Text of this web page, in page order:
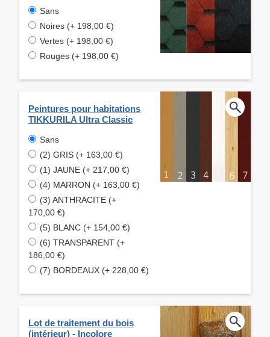
Sans
Noires (+ 198,00 €)
Vertes (+ 198,00 €)
Rouges (+ 198,00 €)
Peintures pour habitations
TIKKURILA Ultra Classic
Sans
(2) GRIS (+ 163,00 €)
(1) JAUNE (+ 217,00 €)
(4) MARRON (+ 163,00 €)
(3) ANTHRACITE (+
170,00 €)
(5) BLANC (+ 154,00 €)
(6) TRANSPARENT (+
186,00 €)
(7) BORDEAUX (+ 228,00 €)
Lot de traitement du bois
(intérieur) - Incolore